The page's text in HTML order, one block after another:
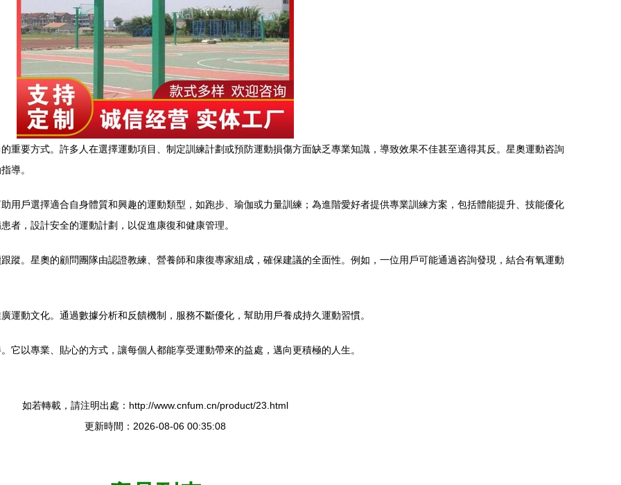
重要方式。許多人在選擇運動項目、制定訓練計劃或預防運動損傷方面缺乏專業知識，導致效果不佳甚至適得其反。星奧運動咨詢
導。
用戶選擇適合自身體質和興趣的運動類型，如跑步、瑜伽或力量訓練；為進階愛好者提供專業訓練方案，包括體能提升、技能優化
者，設計安全的運動計劃，以促進康復和健康管理。
蹤。星奧的顧問團隊由認證教練、營養師和康復專家組成，確保建議的全面性。例如，一位用戶可能通過咨詢發現，結合有氧運動
運動文化。通過數據分析和反饋機制，服務不斷優化，幫助用戶養成持久運動習慣。
它以專業、貼心的方式，讓每個人都能享受運動帶來的益處，邁向更積極的人生。
如若轉載，請注明出處：http://www.cnfum.cn/product/23.html
更新時間：2026-08-06 00:35:08